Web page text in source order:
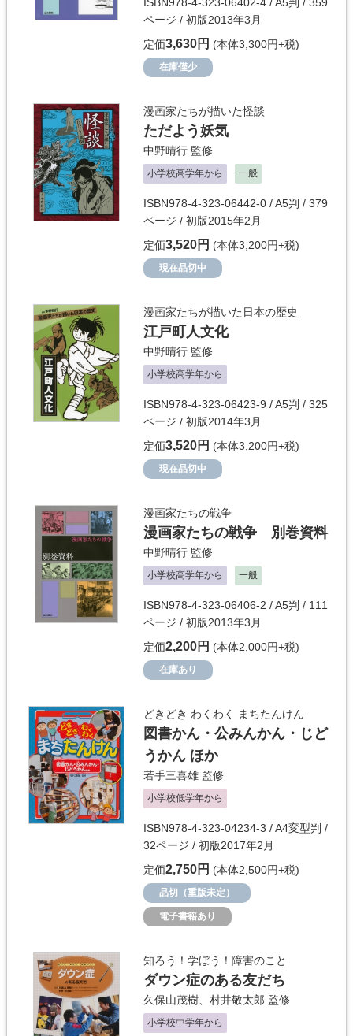
ページ / 初版2013年3月
定価3,630円 (本体3,300円+税)
在庫僅少
漫画家たちが描いた怪談
ただよう妖気
中野晴行 監修
小学校高学年から 一般
ISBN978-4-323-06442-0 / A5判 / 379
ページ / 初版2015年2月
定価3,520円 (本体3,200円+税)
現在品切中
漫画家たちが描いた日本の歴史
江戸町人文化
中野晴行 監修
小学校高学年から
ISBN978-4-323-06423-9 / A5判 / 325
ページ / 初版2014年3月
定価3,520円 (本体3,200円+税)
現在品切中
漫画家たちの戦争
漫画家たちの戦争 別巻資料
中野晴行 監修
小学校高学年から 一般
ISBN978-4-323-06406-2 / A5判 / 111
ページ / 初版2013年3月
定価2,200円 (本体2,000円+税)
在庫あり
どきどき わくわく まちたんけん
図書かん・公みんかん・じど
うかん ほか
若手三喜雄 監修
小学校低学年から
ISBN978-4-323-04234-3 / A4変型判 /
32ページ / 初版2017年2月
定価2,750円 (本体2,500円+税)
品切（重版未定）
電子書籍あり
知ろう！学ぼう！障害のこと
ダウン症のある友だち
久保山茂樹 村井敬太郎 監修
小学校中学年から